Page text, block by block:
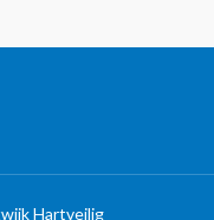
Hartveilig